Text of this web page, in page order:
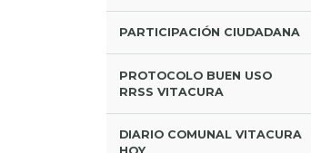
PARTICIPACIÓN CIUDADANA
PROTOCOLO BUEN USO
RRSS VITACURA
DIARIO COMUNAL VITACURA